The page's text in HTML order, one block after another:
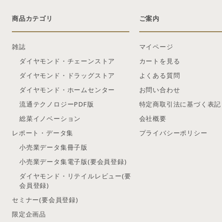
商品カテゴリ
雑誌
ダイヤモンド・チェーンストア
ダイヤモンド・ドラッグストア
ダイヤモンド・ホームセンター
流通テクノロジーPDF版
総菜イノベーション
レポート・データ集
小売業データ集冊子版
小売業データ集電子版(要会員登録)
ダイヤモンド・リテイルレビュー(要
会員登録)
セミナー(要会員登録)
限定企画品
ご案内
マイページ
カートを見る
よくある質問
お問い合わせ
特定商取引法に基づく表記
会社概要
プライバシーポリシー